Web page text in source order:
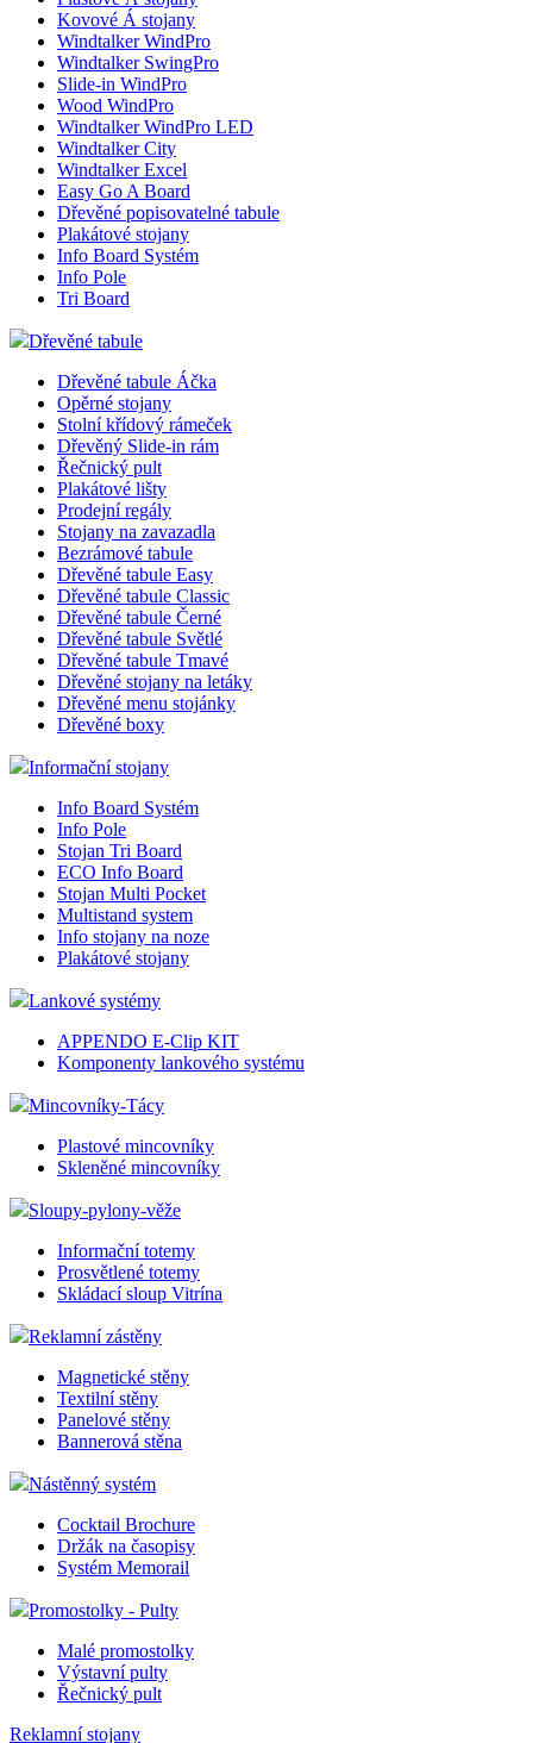
Kovové Á stojany
Windtalker WindPro
Windtalker SwingPro
Slide-in WindPro
Wood WindPro
Windtalker WindPro LED
Windtalker City
Windtalker Excel
Easy Go A Board
Dřevěné popisovatelné tabule
Plakátové stojany
Info Board Systém
Info Pole
Tri Board
Dřevěné tabule
Dřevěné tabule Áčka
Opěrné stojany
Stolní křídový rámeček
Dřevěný Slide-in rám
Řečnický pult
Plakátové lišty
Prodejní regály
Stojany na zavazadla
Bezrámové tabule
Dřevěné tabule Easy
Dřevěné tabule Classic
Dřevěné tabule Černé
Dřevěné tabule Světlé
Dřevěné tabule Tmavé
Dřevěné stojany na letáky
Dřevěné menu stojánky
Dřevěné boxy
Informační stojany
Info Board Systém
Info Pole
Stojan Tri Board
ECO Info Board
Stojan Multi Pocket
Multistand system
Info stojany na noze
Plakátové stojany
Lankové systémy
APPENDO E-Clip KIT
Komponenty lankového systému
Mincovníky-Tácy
Plastové mincovníky
Skleněné mincovníky
Sloupy-pylony-věže
Informační totemy
Prosvětlené totemy
Skládací sloup Vitrína
Reklamní zástěny
Magnetické stěny
Textilní stěny
Panelové stěny
Bannerová stěna
Nástěnný systém
Cocktail Brochure
Držák na časopisy
Systém Memorail
Promostolky - Pulty
Malé promostolky
Výstavní pulty
Řečnický pult
Reklamní stojany